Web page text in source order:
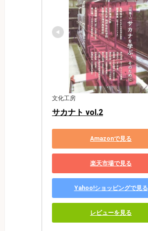
文化工房
サカナト vol.2
Amazonで見る
楽天市場で見る
Yahoo!ショッピングで見る
レビューを見る